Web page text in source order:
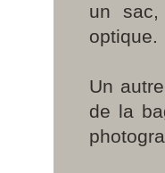
un
optique.
Un
de la